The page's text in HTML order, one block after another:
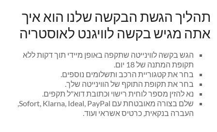
תהליך הגשת הבקשה שלנו הוא איך
אתה מגיש בקשה לוויגנט לאוסטריה
הגש בקשה לווינייטה שתקפה באופן מיידי תוך דקות ללא
תקופת המתנה של 18 יום.
בחר את קטגוריית הרכב ותשלומים נוספים.
בחר את תקופת התוקף של הווינייטה שלך.
נא להזין מספר לוחית רישוי וכתובת דוא"ל תקפים.
שלם בצורה מאובטחת עם Sofort, Klarna, Ideal, PayPal,
העברה בנקאית, כרטיס אשראי ועוד.